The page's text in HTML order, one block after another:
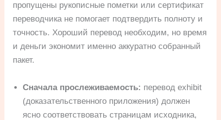
пропущены рукописные пометки или сертификат
переводчика не помогает подтвердить полноту и
точность. Хороший перевод необходим, но время
и деньги экономит именно аккуратно собранный
пакет.
Сначала прослеживаемость: перевод exhibit
(доказательственного приложения) должен
ясно соответствовать страницам исходника,